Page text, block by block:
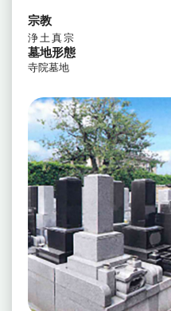
宗教
浄土真宗
墓地形態
寺院墓地